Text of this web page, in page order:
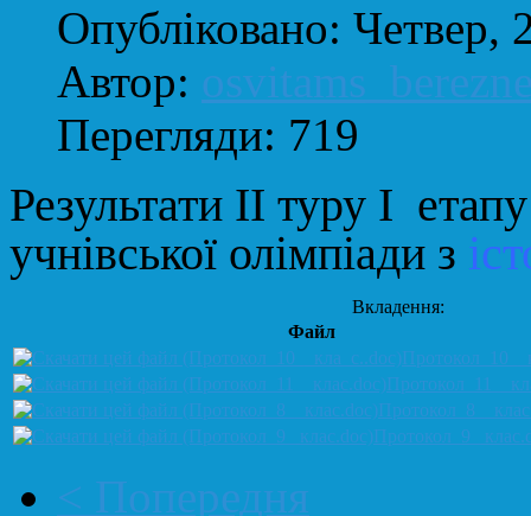
Опубліковано: Четвер,
Автор:
Перегляди: 719
Результати ІІ туру І
учнівської олімпіади з
Вкладення:
Файл
Протокол_9_
< Попередня